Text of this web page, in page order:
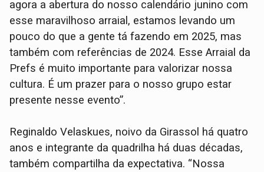
agora a abertura do nosso calendário junino com
esse maravilhoso arraial, estamos levando um
pouco do que a gente tá fazendo em 2025, mas
também com referências de 2024. Esse Arraial da
Prefs é muito importante para valorizar nossa
cultura. É um prazer para o nosso grupo estar
presente nesse evento”.
Reginaldo Velaskues, noivo da Girassol há quatro
anos e integrante da quadrilha há duas décadas,
também compartilha da expectativa. “Nossa